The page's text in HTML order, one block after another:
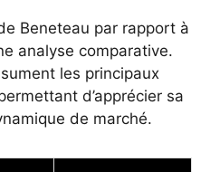
Beneteau par rapport à
analyse comparative.
les principaux
d’apprécier sa
de marché.